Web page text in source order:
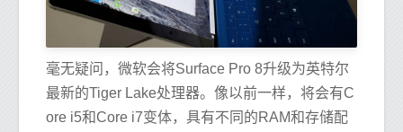
毫无疑问，微软会将Surface Pro 8升级为英特尔
最新的Tiger Lake处理器。像以前一样，将会有C
ore i5和Core i7变体，具有不同的RAM和存储配